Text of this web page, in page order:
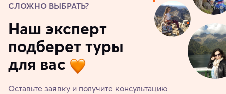
СЛОЖНО ВЫБРАТЬ?
Наш эксперт
подберет туры
для вас
Оставьте заявку и получите консультацию